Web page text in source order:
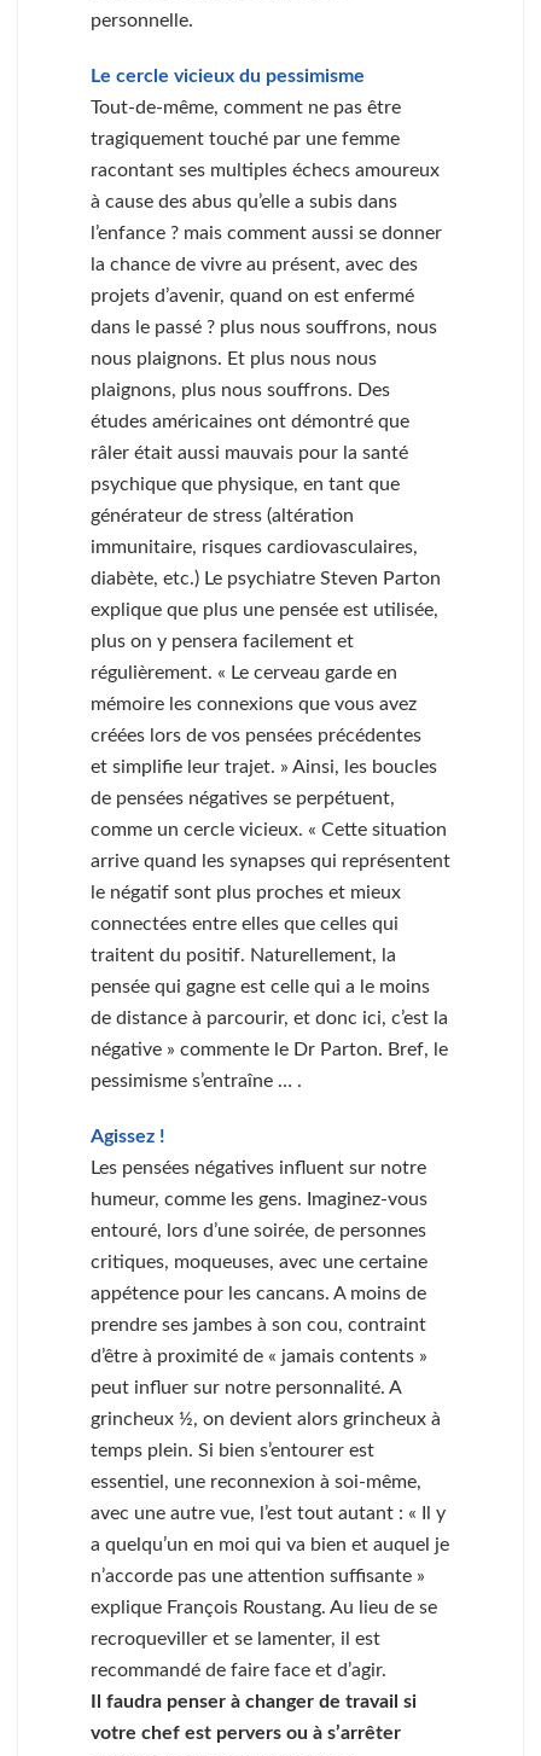
personnelle.
Le cercle vicieux du pessimisme
Tout-de-même, comment ne pas être
tragiquement touché par une femme
racontant ses multiples échecs amoureux
à cause des abus qu’elle a subis dans
l’enfance ? mais comment aussi se donner
la chance de vivre au présent, avec des
projets d’avenir, quand on est enfermé
dans le passé ? plus nous souffrons, nous
nous plaignons. Et plus nous nous
plaignons, plus nous souffrons. Des
études américaines ont démontré que
râler était aussi mauvais pour la santé
psychique que physique, en tant que
générateur de stress (altération
immunitaire, risques cardiovasculaires,
diabète, etc.) Le psychiatre Steven Parton
explique que plus une pensée est utilisée,
plus on y pensera facilement et
régulièrement. « Le cerveau garde en
mémoire les connexions que vous avez
créées lors de vos pensées précédentes
et simplifie leur trajet. » Ainsi, les boucles
de pensées négatives se perpétuent,
comme un cercle vicieux. « Cette situation
arrive quand les synapses qui représentent
le négatif sont plus proches et mieux
connectées entre elles que celles qui
traitent du positif. Naturellement, la
pensée qui gagne est celle qui a le moins
de distance à parcourir, et donc ici, c’est la
négative » commente le Dr Parton. Bref, le
pessimisme s’entraîne … .
Agissez !
Les pensées négatives influent sur notre
humeur, comme les gens. Imaginez-vous
entouré, lors d’une soirée, de personnes
critiques, moqueuses, avec une certaine
appétence pour les cancans. A moins de
prendre ses jambes à son cou, contraint
d’être à proximité de « jamais contents »
peut influer sur notre personnalité. A
grincheux ½, on devient alors grincheux à
temps plein. Si bien s’entourer est
essentiel, une reconnexion à soi-même,
avec une autre vue, l’est tout autant : « Il y
a quelqu’un en moi qui va bien et auquel je
n’accorde pas une attention suffisante »
explique François Roustang. Au lieu de se
recroqueviller et se lamenter, il est
recommandé de faire face et d’agir.
Il faudra penser à changer de travail si
votre chef est pervers ou à s’arrêter